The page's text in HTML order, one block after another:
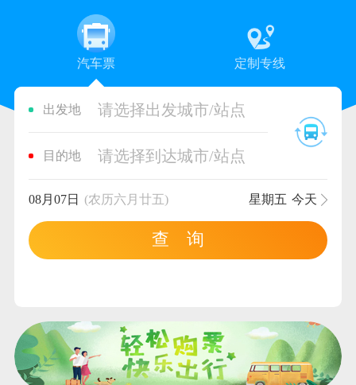
汽车票 定制专线
出发地 请选择出发城市/站点
目的地 请选择到达城市/站点
08月07日 (农历六月廿五) 星期五 今天
查 询